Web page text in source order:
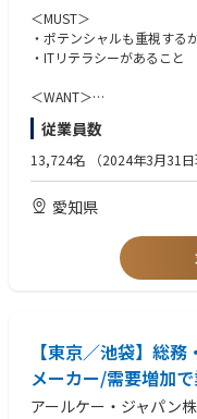
【業務での使用ツール】
必須：Excel,Power Point
歓迎：Access,Power
【ミッション】
安心できる職場環境・イン
で、社員がイキイキと働く
ることが人事総務部のミッ
その中で、企画室要員グル
４社全体の適正要員の策定
＜MUST＞
・ポテンシャルも重視する
・ITリテラシーがあること
＜WANT＞
・異業種、起業経験、異文
・第2新卒なら人事未経験で
・好奇心・探求心があり、
と
・覇気に富む人材
・積極的にコミュニケーシ
・チャレンジ精神を持ち、
従業員数
13,724名 （2024年3月31
愛知県
【東京／池袋】総
メーカー/需要増加
アールケー・ジャパン